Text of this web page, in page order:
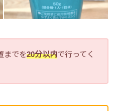
までを20分以内で行ってく